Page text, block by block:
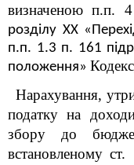
визначеною п.п. 4
розділу XX
п.п. 1.3 п. 161
положення»
Нарахування,
податку на
збору до
встановленому